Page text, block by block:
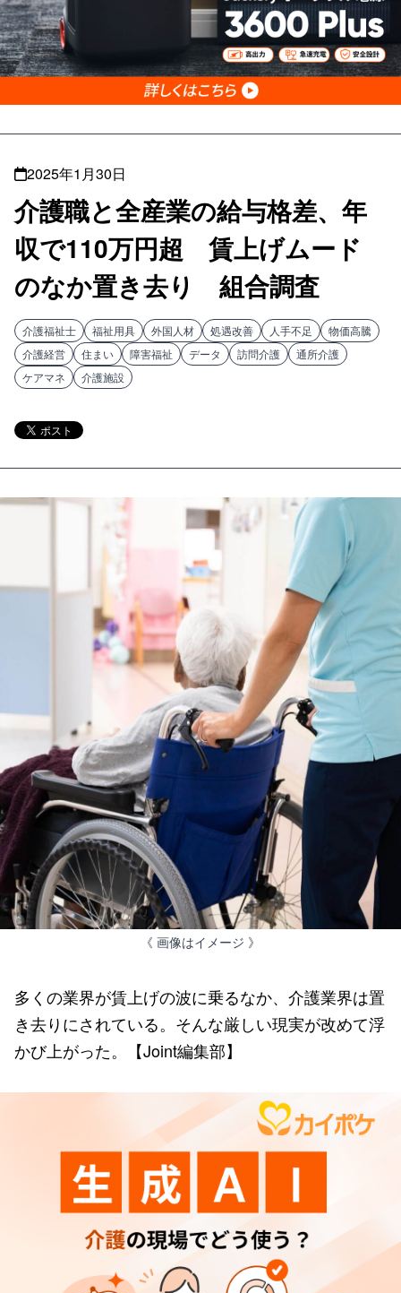
2025年1月30日
介護職と全産業の給与格差、年
収で110万円超 賃上げムード
のなか置き去り 組合調査
介護福祉士 福祉用具 外国人材 処遇改善 人手不足
物価高騰
介護経営
住まい 障害福祉 データ 訪問介護
通所介護
ケアマネ
介護施設
《 画像はイメージ 》
多くの業界が賃上げの波に乗るなか、介護業界は置
き去りにされている。そんな厳しい現実が改めて浮
かび上がった。【Joint編集部】